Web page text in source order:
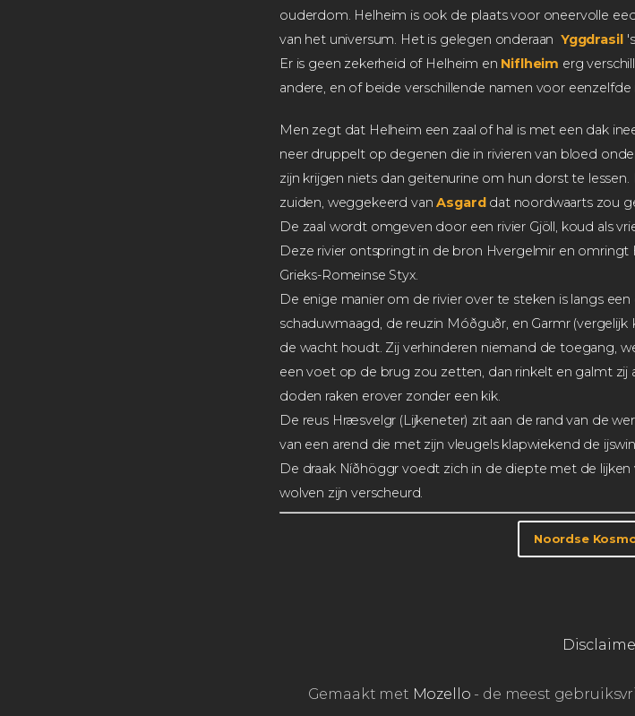
ouderdom. Helheim is ook de plaats voor oneervolle
van het universum. Het is gelegen onderaan Yggdrasil
Er is geen zekerheid of Helheim en Niflheim erg
andere, en of beide verschillende namen voor
Men zegt dat Helheim een zaal of hal is met een dak
neer druppelt op degenen die in rivieren van bloed
zijn krijgen niets dan geitenurine om hun dorst te
zuiden, weggekeerd vanAsgarddat noordwaarts zou
De zaal wordt omgeven door een rivier Gjöll, koud als
Deze rivier ontspringt in de bron Hvergelmir en
Grieks-Romeinse Styx.
De enige manier om de rivier over te steken is langs
schaduwmaagd, de reuzin Móðguðr, en Garmr
de wacht houdt. Zij verhinderen niemand de toegang,
een voet op de brug zou zetten, dan rinkelt en galmt zij
doden raken erover zonder een kik.
De reus Hræsvelgr (Lijkeneter) zit aan de rand van de
van een arend die met zijn vleugels klapwiekend de
De draak Níðhöggr voedt zich in de diepte met de
wolven zijn verscheurd.
Noordse
Gemaakt met Mozello - de meest